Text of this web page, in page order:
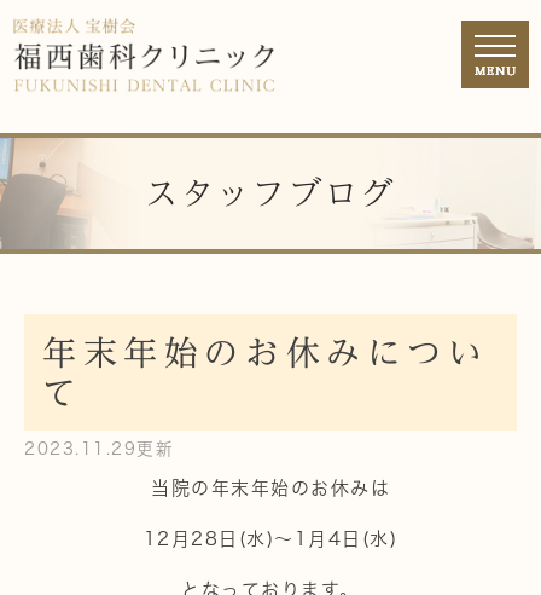
スタッフブログ
年末年始のお休みについ
て
2023.11.29更新
当院の年末年始のお休みは
12月28日(水)～1月4日(水)
となっております。